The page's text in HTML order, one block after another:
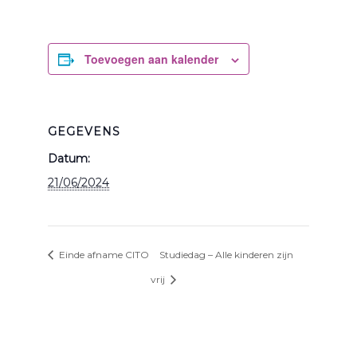
Toevoegen aan kalender
GEGEVENS
Datum:
21/06/2024
Einde afname CITO Studiedag – Alle kinderen zijn
vrij